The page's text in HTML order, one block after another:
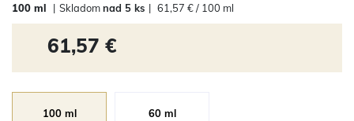
100 ml | Skladomnad 5 ks | 61,57 € / 100 ml
61,57 €
100 ml 60 ml